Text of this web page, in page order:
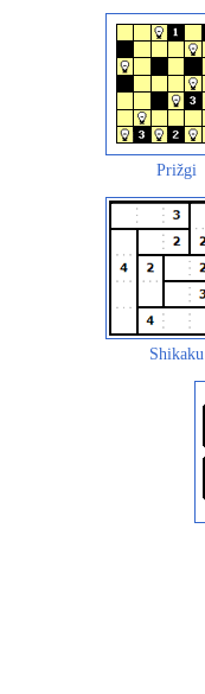
Prižgi
Shikaku